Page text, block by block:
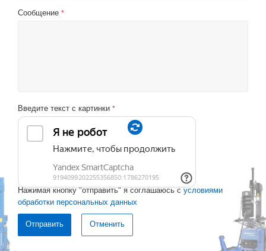
Сообщение *
Введите текст с картинки *
Нажимая кнопку "отправить" я соглашаюсь с условиями
обработки персональных данных
Отменить